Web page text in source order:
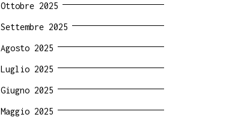
Ottobre 2025
Settembre 2025
Agosto 2025
Luglio 2025
Giugno 2025
Maggio 2025